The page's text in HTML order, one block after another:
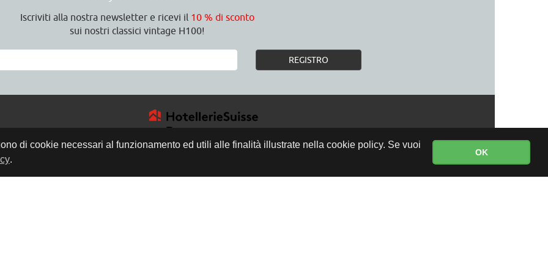
di cookie necessari al funzionamento ed utili alle finalità illustrate nella cookie policy. Se vuoi
.
OK
Iscriviti alla nostra newsletter e ricevi il 10 % di sconto
sui nostri classici vintage H100!
REGISTRO